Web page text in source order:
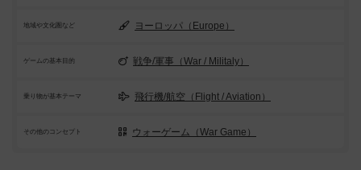
地域や文化圏など ヨーロッパ（Europe）
ゲームの基本目的 戦争/軍事（War / Militaly）
乗り物が基本テーマ 飛行機/航空（Flight / Aviation）
その他のコンセプト ウォーゲーム（War Game）